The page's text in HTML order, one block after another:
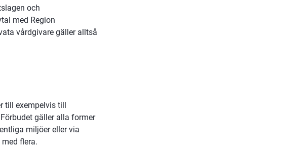
och
med Region
vårdgivare gäller alltså
till exempelvis till
gäller alla former
miljöer eller via
flera.